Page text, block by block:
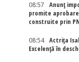
08:57
Anunț
promite
construite prin
08:54
Actriţa
Excelenţă în